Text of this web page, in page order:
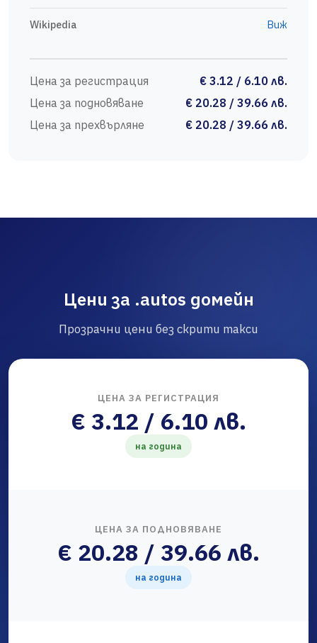
Wikipedia Виж
Цена за регистрация
€ 3.12 / 6.10 лв.
Цена за подновяване
€ 20.28 / 39.66 лв.
Цена за прехвърляне
€ 20.28 / 39.66 лв.
Цени за .autos домейн
Прозрачни цени без скрити такси
ЦЕНА ЗА РЕГИСТРАЦИЯ
€ 3.12 / 6.10 лв.
на година
ЦЕНА ЗА ПОДНОВЯВАНЕ
€ 20.28 / 39.66 лв.
на година